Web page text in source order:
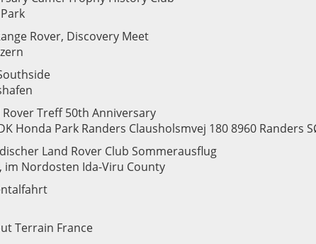
Rover, Discovery Meet
Rover Treff 50th Anniversary
Honda Park Randers Clausholsmvej 180 8960 Randers
Land Rover Club Sommerausflug
im Nordosten Ida-Viru County
Terrain France